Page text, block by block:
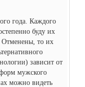
года. Каждого
буду их
Отменены, то их
зависит от
мужского
можно видеть